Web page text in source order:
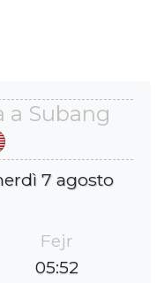
a Subang
7 agosto
Fejr
05:52